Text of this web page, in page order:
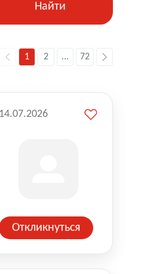
Найти
1 2 ... 72
14.07.2026
Откликнуться